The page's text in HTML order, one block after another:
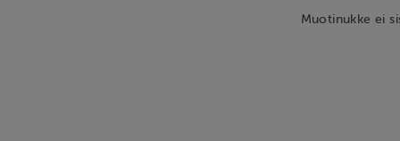
Muotinukke ei